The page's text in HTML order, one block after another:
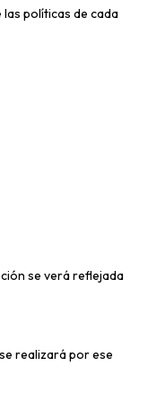
políticas de cada
se verá reflejada
realizará por ese